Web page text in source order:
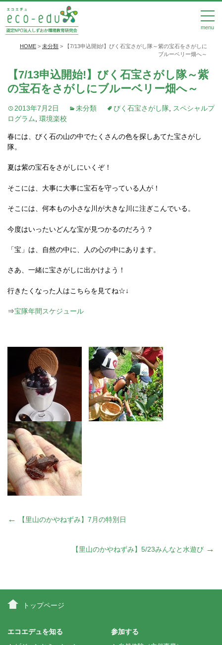
menu
HOME > 未分類 >
【7/13申込開始!】びく石宝さがし隊～紫の宝石をさがしに
ブルーベリー畑へ～
【7/13申込開始!】びく石宝さがし隊～紫
の宝石をさがしにブルーベリー畑へ～
2013年7月2日 未分類 びく石宝さがし隊
スペシャルプ
ログラム
環境楽校
春には、びく石の山の中でたくさんの色を探しあてた宝さがし
隊。
夏は紫の宝石をさがしにいくぞ！
そこには、大事に大事に宝石を守っている人が！
そこには、何本もの小さな川が大きな川に注ぎこんでいる。
今度はいったいどんな宝が見つかるのだろう？
「宝」は、自然の中に、人の心の中にあります。
さあ、一緒に宝さがしに出かけよう！
行きたくなった人はこちらを見てね☆↓
⇒宝隊年間スケジュール
投
ビ
ゲ
← 【里山のかやねずみ】7月の特別日
【里山のかやねずみ】5/23みんなと水遊び →
トップページ
エコエデュを知る 参加する